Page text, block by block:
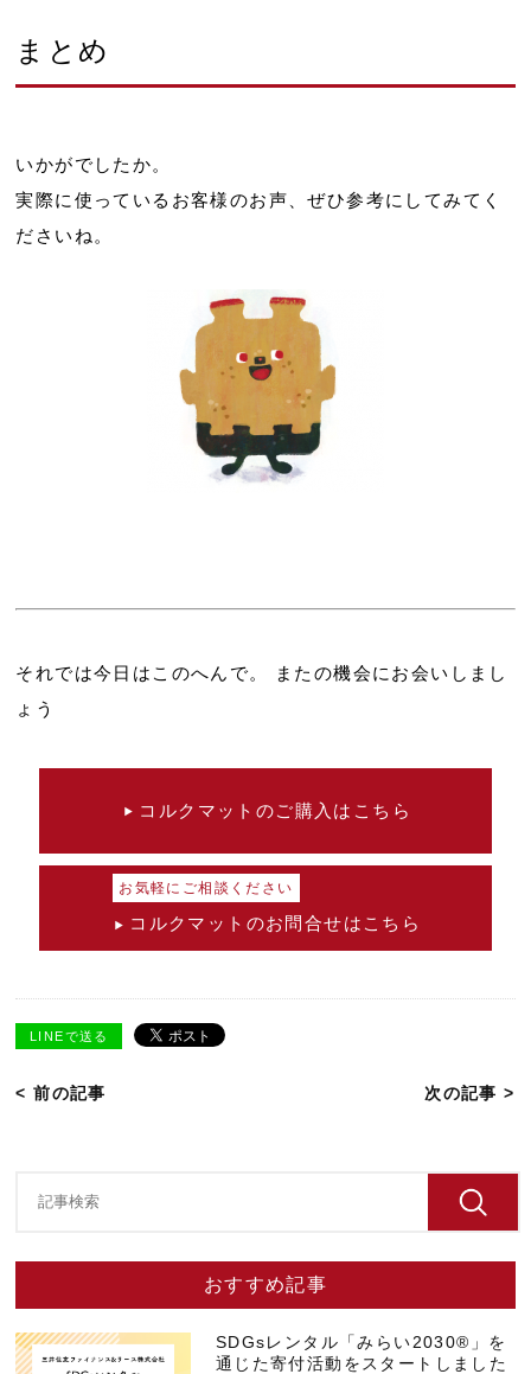
まとめ
いかがでしたか。
実際に使っているお客様のお声、ぜひ参考にしてみてく
ださいね。
それでは今日はこのへんで。 またの機会にお会いしまし
ょう
コルクマットのご購入はこちら
お気軽にご相談ください
コルクマットのお問合せはこちら
LINEで送る
< 前の記事 次の記事 >
おすすめ記事
SDGsレンタル「みらい2030®」を
通じた寄付活動をスタートしました